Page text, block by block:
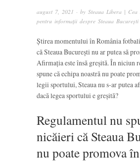
august 7, 2021 · by Steaua Libera |
pentru informații despre Steaua București
Știrea momentului în România
că Steaua București nu ar putea să
Afirmația este însă greșită. În niciun
spune că echipa noastră nu poate
legii sportului, Steaua nu s-ar putea
dacă legea sportului e greșită?
Regulamentul nu
nicăieri că Steaua
nu poate promova